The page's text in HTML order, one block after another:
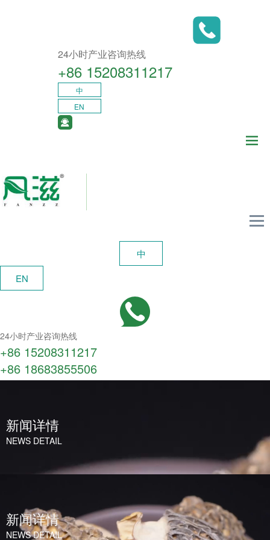
24小时产业咨询热线
+86 15208311217​
中
EN
中
EN
24小时产业咨询热线
+86 15208311217​
+86 18683855506
新闻详情
NEWS DETAIL
新闻详情
NEWS DETAIL